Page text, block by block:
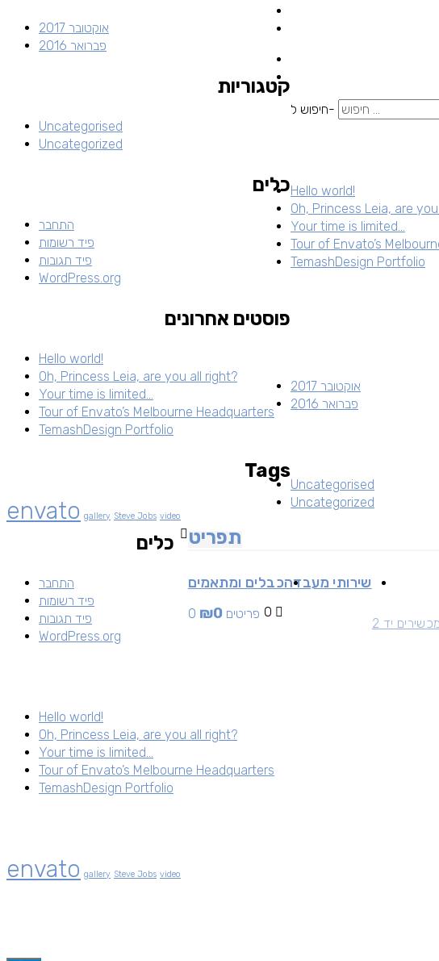
אוקטובר 2017
פברואר 2016
קטגוריות
Uncategorised
Uncategorized
כלים
התחבר
פיד רשומות
פיד תגובות
WordPress.org
פוסטים אחרונים
Hello world!
Oh, Princess Leia, are you all right?
Your time is limited…
Tour of Envato’s Melbourne Headquarters
TemashDesign Portfolio
Tags
envato gallery Steve Jobs video
תפריט
מכשירים יד 2
שירותי מעבדהכבלים ומתאמים
0 0 פריטים ₪0
חיפוש ל-
Hello world!
Oh, Princess Leia, are
Your time is limited…
Tour of Envato’s
TemashDesign Portfolio
אוקטובר 2017
פברואר 2016
Uncategorised
Uncategorized
כלים
התחבר
פיד רשומות
פיד תגובות
WordPress.org
Hello world!
Oh, Princess Leia, are you all right?
Your time is limited…
Tour of Envato’s Melbourne Headquarters
TemashDesign Portfolio
envato gallery Steve Jobs video